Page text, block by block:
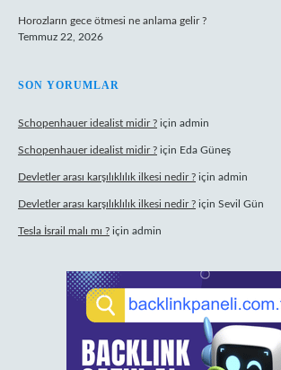
Horozların gece ötmesi ne anlama gelir ?
Temmuz 22, 2026
SON YORUMLAR
Schopenhauer idealist midir ? için admin
Schopenhauer idealist midir ? için Eda Güneş
Devletler arası karşılıklılık ilkesi nedir ? için admin
Devletler arası karşılıklılık ilkesi nedir ? için Sevil Gün
Tesla İsrail malı mı ? için admin